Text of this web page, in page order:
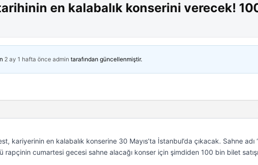
en kalabalık konserini verecek!
2 ay 1 hafta önce admin tarafından güncellenmiştir.
kariyerinin en kalabalık konserine 30 Mayıs’ta İstanbul’da çıkacak. Sahne adı
rapçinin cumartesi gecesi sahne alacağı konser için şimdiden 100 bin bilet satışı